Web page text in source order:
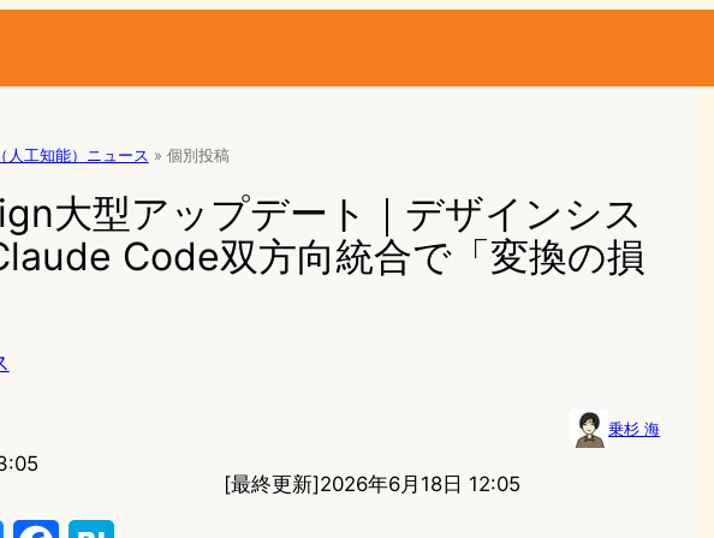
人工知能）ニュース » 個別投稿
大型アップデート｜デザインシス
Code双方向統合で「変換の損
乗杉 海
[最終更新]2026年6月18日 12:05